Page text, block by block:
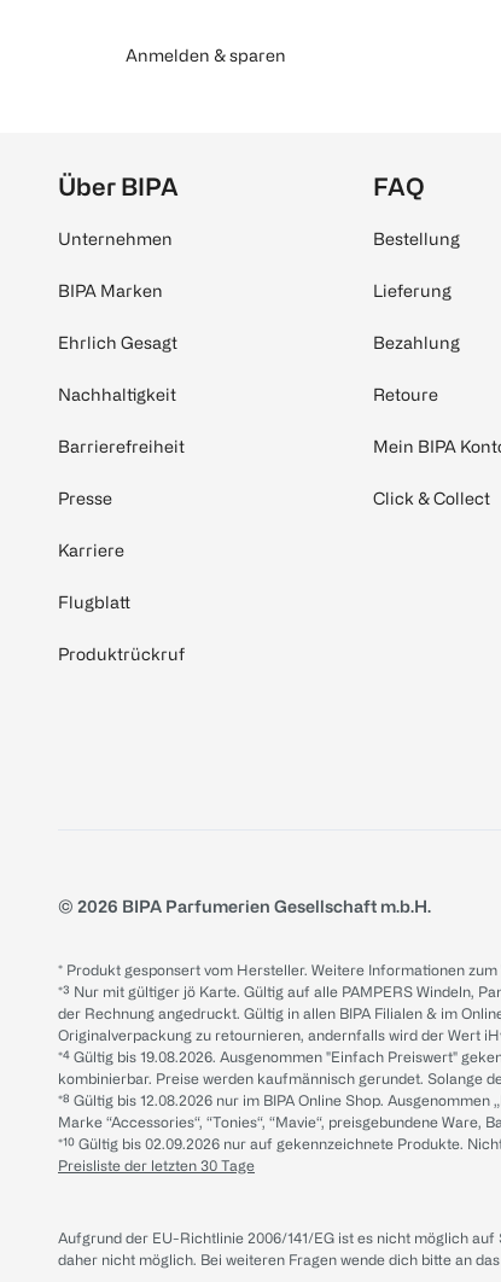
Anmelden & sparen
Über BIPA
Unternehmen
BIPA Marken
Ehrlich Gesagt
Nachhaltigkeit
Barrierefreiheit
Presse
Karriere
Flugblatt
Produktrückruf
FAQ
Bestellung
Lieferung
Bezahlung
Retoure
Mein BIPA
Click & Collect
© 2026 BIPA Parfumerien Gesellschaft m.b.H.
* Produkt gesponsert vom Hersteller. Weitere Informationen
*³ Nur mit gültiger jö Karte. Gültig auf alle PAMPERS Windeln,
der Rechnung angedruckt. Gültig in allen BIPA Filialen & im
Originalverpackung zu retournieren, andernfalls wird der Wert
*⁴ Gültig bis 19.08.2026. Ausgenommen "Einfach Preiswert"
kombinierbar. Preise werden kaufmännisch gerundet. Solange
*⁸ Gültig bis 12.08.2026 nur im BIPA Online Shop.
Marke “Accessories“, “Tonies“, “Mavie“, preisgebundene
*¹⁰ Gültig bis 02.09.2026 nur auf gekennzeichnete Produkte.
Preisliste der letzten 30 Tage
Aufgrund der EU-Richtlinie 2006/141/EG ist es nicht möglich
daher nicht möglich. Bei weiteren Fragen wende dich bitte an das